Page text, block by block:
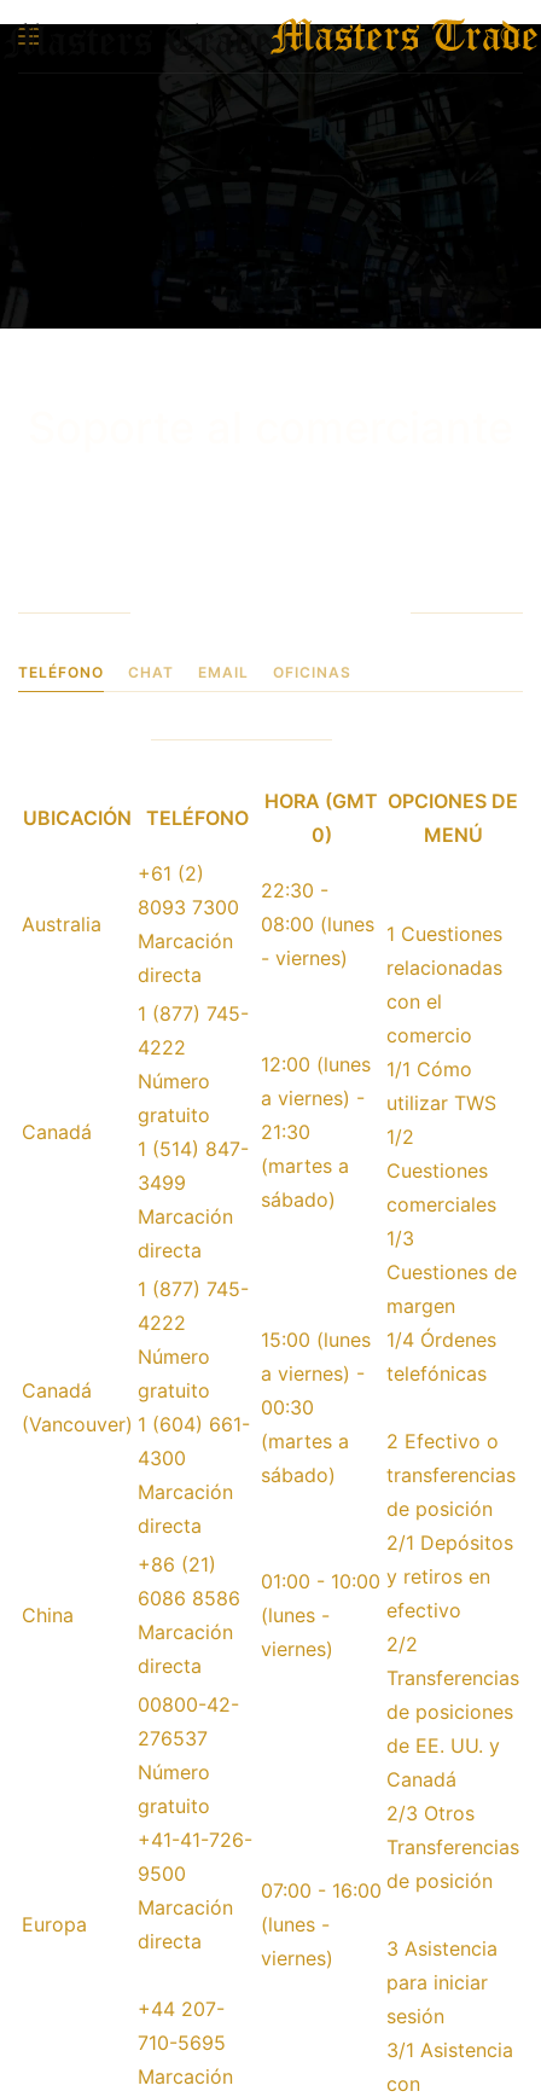
TELÉFONO CHAT EMAIL OFICINAS
UBICACIÓN TELÉFONO
HORA (GMT
0)
OPCIONES DE
MENÚ
Australia
+61 (2)
8093 7300
Marcación
directa
22:30 -
08:00 (lunes
- viernes)
1 Cuestiones
relacionadas
con el
comercio
1/1 Cómo
utilizar TWS
1/2
Cuestiones
comerciales
1/3
Cuestiones de
margen
1/4 Órdenes
telefónicas
2 Efectivo o
transferencias
de posición
2/1 Depósitos
y retiros en
efectivo
2/2
Transferencias
de posiciones
de EE. UU. y
Canadá
2/3 Otros
Transferencias
de posición
3 Asistencia
para iniciar
sesión
3/1 Asistencia
con
Canadá
1 (877) 745-
4222
Número
gratuito
1 (514) 847-
3499
Marcación
directa
12:00 (lunes
a viernes) -
21:30
(martes a
sábado)
Canadá
(Vancouver)
1 (877) 745-
4222
Número
gratuito
1 (604) 661-
4300
Marcación
directa
15:00 (lunes
a viernes) -
00:30
(martes a
sábado)
China
+86 (21)
6086 8586
Marcación
directa
01:00 - 10:00
(lunes -
viernes)
Europa
00800-42-
276537
Número
gratuito
+41-41-726-
9500
Marcación
directa
+44 207-
710-5695
Marcación
07:00 - 16:00
(lunes -
viernes)